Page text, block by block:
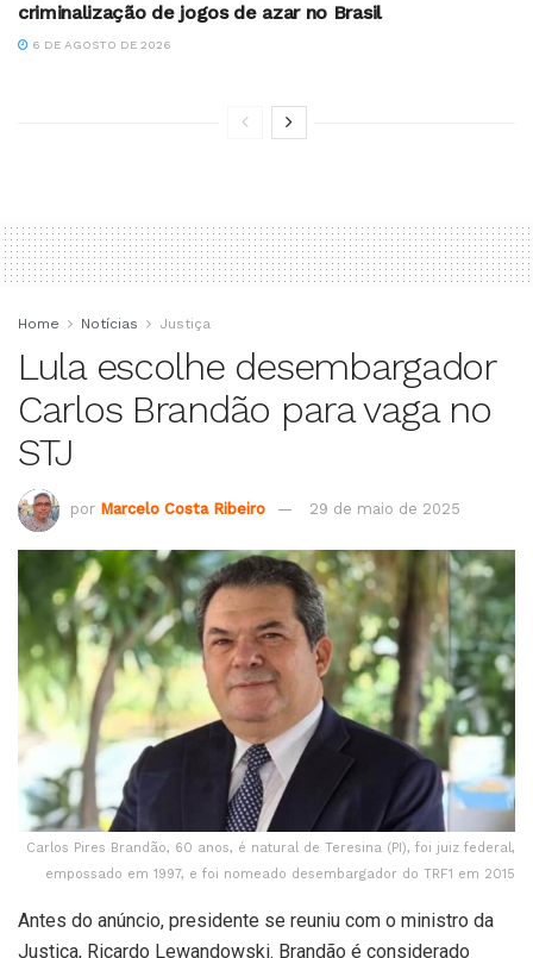
criminalização de jogos de azar no Brasil
6 DE AGOSTO DE 2026
Home Notícias Justiça
Lula escolhe desembargador
Carlos Brandão para vaga no
STJ
por Marcelo Costa Ribeiro 29 de maio de 2025
Carlos Pires Brandão, 60 anos, é natural de Teresina (PI), foi juiz federal,
empossado em 1997, e foi nomeado desembargador do TRF1 em 2015
Antes do anúncio, presidente se reuniu com o ministro da
Justiça, Ricardo Lewandowski. Brandão é considerado